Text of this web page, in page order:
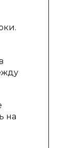
на